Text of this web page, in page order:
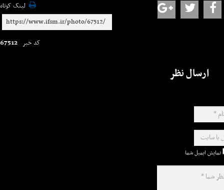
لینک کوتاه
کد خبر 67512
ارسال نظر
نمایش ایمیل شما